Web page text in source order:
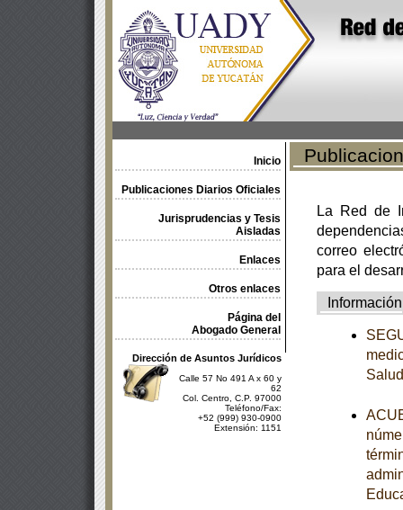
Inicio
Publicaciones Diarios Oficiales
Jurisprudencias y Tesis
Aisladas
Enlaces
Otros enlaces
Página del
Abogado General
Dirección de Asuntos Jurídicos
Calle 57 No 491 A x 60 y
62
Col. Centro, C.P. 97000
Teléfono/Fax:
+52 (999) 930-0900
Extensión: 1151
La Red de
correo
para el
Información